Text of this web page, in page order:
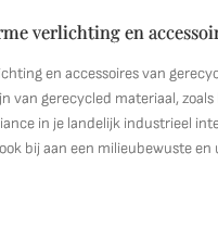
verlichting en
en accessoires van
van gerecycled materiaal,
in je landelijk industrieel
bij aan een milieubewuste